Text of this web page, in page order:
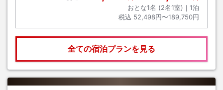
おとな1名 (2名1室)｜ 1泊
税込 52,498円〜189,750円
全ての宿泊プランを見る